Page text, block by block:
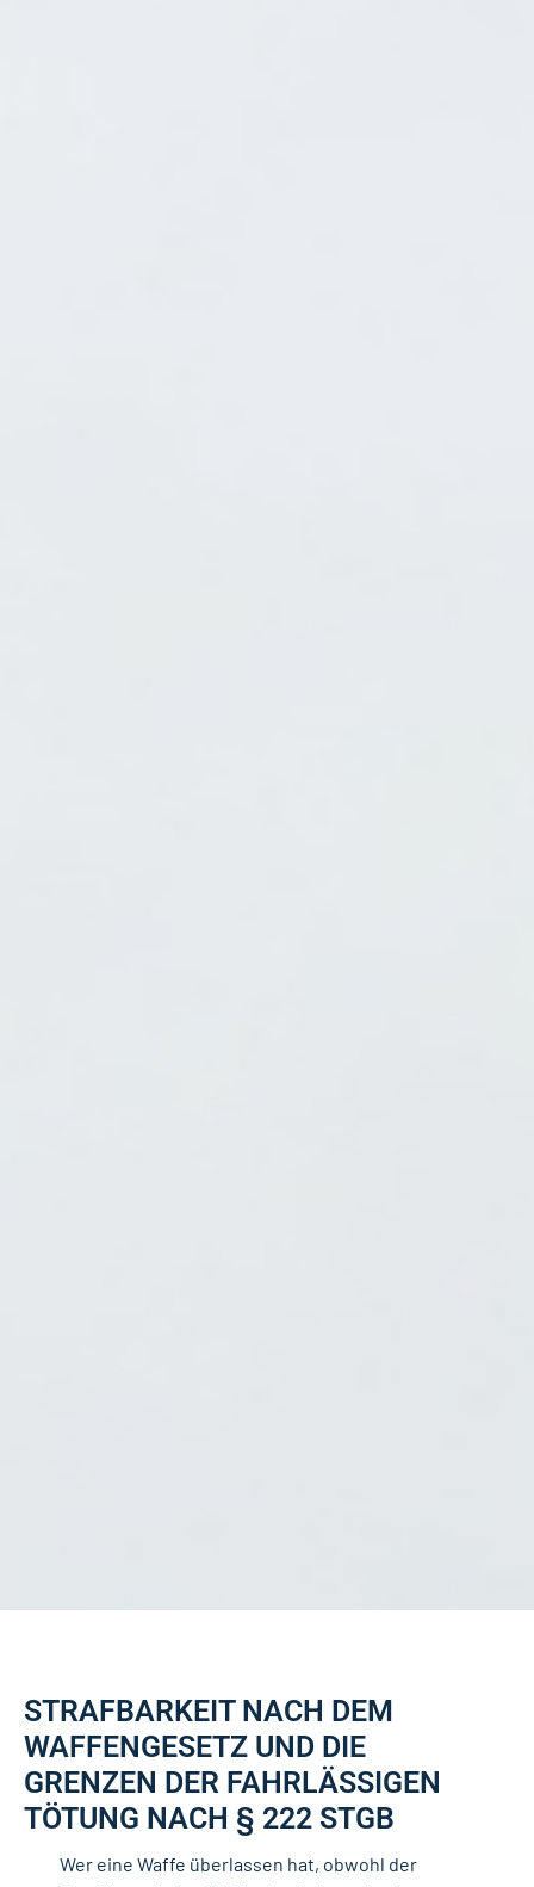
STRAFBARKEIT NACH DEM
WAFFENGESETZ UND DIE
GRENZEN DER FAHRLÄSSIGEN
TÖTUNG NACH § 222 STGB
Wer eine Waffe überlassen hat, obwohl der